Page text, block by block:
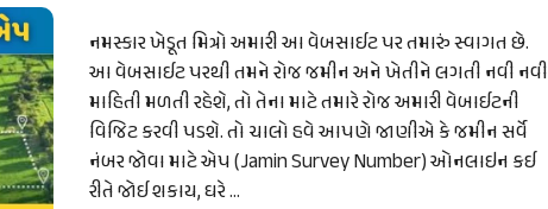
નમસ્કાર ખેડૂત મિત્રો અમારી આ વેબસાઈટ પર તમારું સ્વાગત છે.
આ વેબસાઈટ પરથી તમને રોજ જમીન અને ખેતીને લગતી નવી નવી
માહિતી મળતી રહેશે, તો તેના માટે તમારે રોજ અમારી વેબાઈટની
વિજિટ કરવી પડશે. તો ચાલો હવે આપણે જાણીએ કે જમીન સર્વે
નંબર જોવા માટે એપ (Jamin Survey Number) ઓનલાઇન કઈ
રીતે જોઈ શકાય, ઘરે …